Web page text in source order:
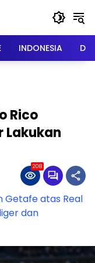
INDONESIA
Rico
Lakukan
208
Getafe atas Real
dan